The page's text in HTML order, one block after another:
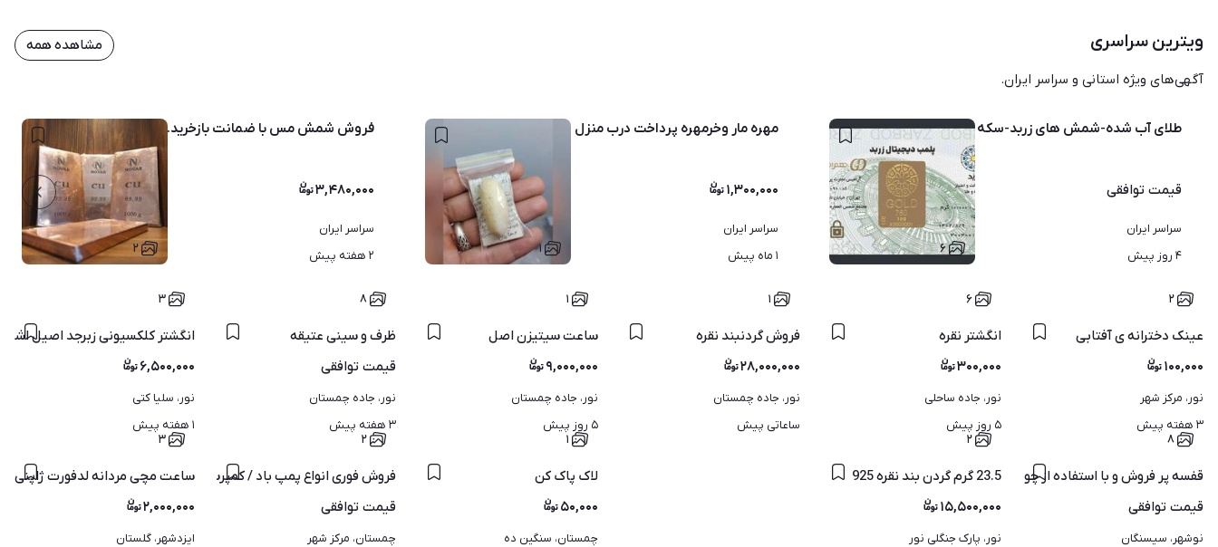
ویترین سراسری
آگهی‌های ویژه استانی و سراسر ایران.
مشاهده همه
۶
طلای آب شده-شمش های زربد-سکه های پارسیان - سکه های بانکی
قیمت توافقی
سراسر ایران
۴ روز پیش
۱
مهره مار وخرمهره پرداخت درب منزل
۱,۳۰۰,۰۰۰
سراسر ایران
۱ ماه پیش
۲
فروش شمش مس با ضمانت بازخرید...
۳,۴۸۰,۰۰۰
سراسر ایران
۲ هفته پیش
۲
عینک دخترانه ی آفتابی
۱۰۰,۰۰۰
نور، مرکز شهر
۳ هفته پیش
۶
انگشتر نقره
۳۰۰,۰۰۰
نور، جاده ساحلی
۵ روز پیش
۱
فروش گردنبند نقره
۲۸,۰۰۰,۰۰۰
نور، جاده چمستان
ساعاتی پیش
۱
ساعت سیتیزن اصل
۹,۰۰۰,۰۰۰
نور، جاده چمستان
۵ روز پیش
۸
ظرف و سینی عتیقه
قیمت توافقی
نور، جاده چمستان
۳ هفته پیش
۳
انگشتر کلکسیونی زبرجد اصیل
۶,۵۰۰,۰۰۰
نور، سلیا کتی
۱ هفته پیش
۸
قفسه پر فروش و با استفاده از چوب
قیمت توافقی
نوشهر، سیسنگان
۲
23.5 گرم گردن بند نقره 925
۱۵,۵۰۰,۰۰۰
نور، پارک جنگلی نور
۱
لاک پاک کن
۵۰,۰۰۰
چمستان، سنگین ده
۲
فروش فوری انواع پمپ باد / کمپرسور باد شرایطی
قیمت توافقی
چمستان، مرکز شهر
۳
ساعت مچی مردانه لدفورت ژاپنی
۲,۰۰۰,۰۰۰
ایزدشهر، گلستان